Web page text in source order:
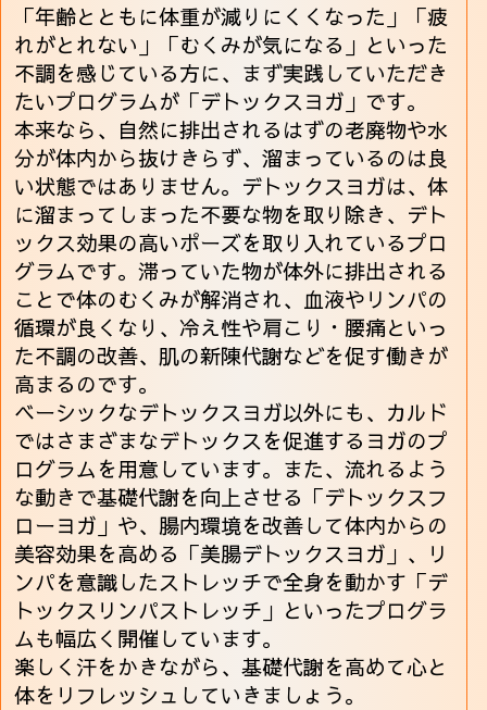
「年齢とともに体重が減りにくくなった」「疲
れがとれない」「むくみが気になる」といった
不調を感じている方に、まず実践していただき
たいプログラムが「デトックスヨガ」です。
本来なら、自然に排出されるはずの老廃物や水
分が体内から抜けきらず、溜まっているのは良
い状態ではありません。デトックスヨガは、体
に溜まってしまった不要な物を取り除き、デト
ックス効果の高いポーズを取り入れているプロ
グラムです。滞っていた物が体外に排出される
ことで体のむくみが解消され、血液やリンパの
循環が良くなり、冷え性や肩こり・腰痛といっ
た不調の改善、肌の新陳代謝などを促す働きが
高まるのです。
ベーシックなデトックスヨガ以外にも、カルド
ではさまざまなデトックスを促進するヨガのプ
ログラムを用意しています。また、流れるよう
な動きで基礎代謝を向上させる「デトックスフ
ローヨガ」や、腸内環境を改善して体内からの
美容効果を高める「美腸デトックスヨガ」、リ
ンパを意識したストレッチで全身を動かす「デ
トックスリンパストレッチ」といったプログラ
ムも幅広く開催しています。
楽しく汗をかきながら、基礎代謝を高めて心と
体をリフレッシュしていきましょう。